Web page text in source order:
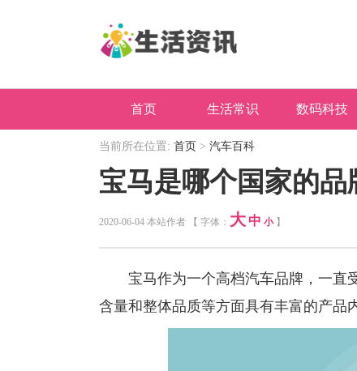
首页 生活常识 数码科技
当前所在位置: 首页 > 汽车百科
宝马是哪个国家的品
2020-06-04 本站作者 【 字体： 大 中 小】
宝马作为一个高档汽车品牌，一直
含量和整体品质等方面具有丰富的产品